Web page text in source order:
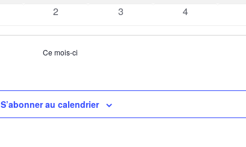
0
2
0
3
0
4
Ce mois-ci
S’abonner au calendrier